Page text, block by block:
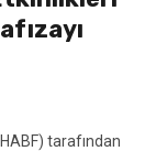
tarafından